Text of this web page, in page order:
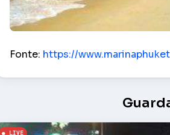
Fonte: https://